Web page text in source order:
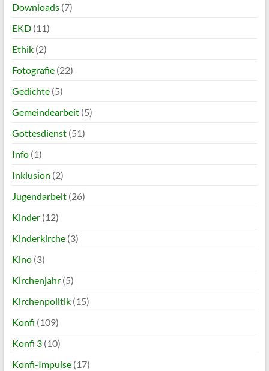
Downloads(7)
EKD(11)
Ethik(2)
Fotografie(22)
Gedichte(5)
Gemeindearbeit(5)
Gottesdienst(51)
Info(1)
Inklusion (2)
Jugendarbeit(26)
Kinder(12)
Kinderkirche(3)
Kino(3)
Kirchenjahr(5)
Kirchenpolitik(15)
Konfi (109)
Konfi 3(10)
Konfi-Impulse(17)